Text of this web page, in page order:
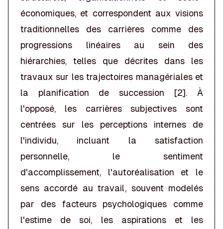
économiques, et correspondent aux visions
traditionnelles des carrières comme des
progressions linéaires au sein des
hiérarchies, telles que décrites dans les
travaux sur les trajectoires managériales et
la planification de succession [2]. À
l'opposé, les carrières subjectives sont
centrées sur les perceptions internes de
l'individu, incluant la satisfaction
personnelle, le sentiment
d'accomplissement, l'autoréalisation et le
sens accordé au travail, souvent modelés
par des facteurs psychologiques comme
l'estime de soi, les aspirations et les